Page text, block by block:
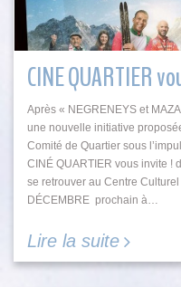
CINE QUARTIER
Après « NEGRENEYS et
une nouvelle initiative
Comité de Quartier sous
CINÉ QUARTIER vous invite !
se retrouver au Centre
DÉCEMBRE prochain à…
Lire la suite